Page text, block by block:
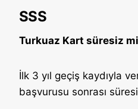
SSS
Turkuaz Kart süresiz
İlk 3 yıl geçiş kaydıyla
başvurusu sonrası